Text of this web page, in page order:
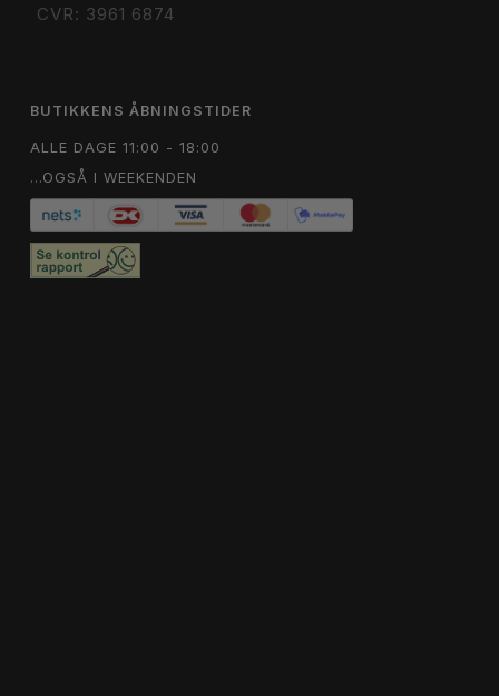
CVR: 3961 6874
BUTIKKENS ÅBNINGSTIDER
ALLE DAGE 11:00 - 18:00
...OGSÅ I WEEKENDEN